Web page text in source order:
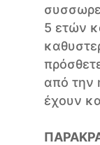
5 ετών
από την
έχουν